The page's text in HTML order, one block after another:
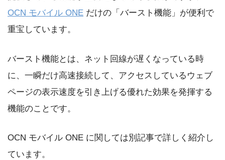
OCN モバイル ONE だけの「バースト機能」が便利で
重宝しています。
バースト機能とは、ネット回線が遅くなっている時
に、一瞬だけ高速接続して、アクセスしているウェブ
ページの表示速度を引き上げる優れた効果を発揮する
機能のことです。
OCN モバイル ONE に関しては別記事で詳しく紹介し
ています。